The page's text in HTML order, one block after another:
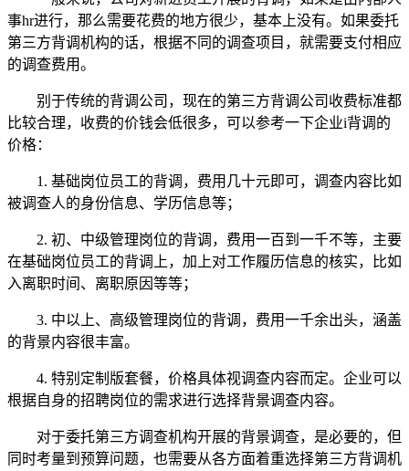
事hr进行，那么需要花费的地方很少，基本上没有。如果委托
第三方背调机构的话，根据不同的调查项目，就需要支付相应
的调查费用。
别于传统的背调公司，现在的第三方背调公司收费标准都
比较合理，收费的价钱会低很多，可以参考一下企业i背调的
价格：
1. 基础岗位员工的背调，费用几十元即可，调查内容比如
被调查人的身份信息、学历信息等；
2. 初、中级管理岗位的背调，费用一百到一千不等，主要
在基础岗位员工的背调上，加上对工作履历信息的核实，比如
入离职时间、离职原因等等；
3. 中以上、高级管理岗位的背调，费用一千余出头，涵盖
的背景内容很丰富。
4. 特别定制版套餐，价格具体视调查内容而定。企业可以
根据自身的招聘岗位的需求进行选择背景调查内容。
对于委托第三方调查机构开展的背景调查，是必要的，但
同时考量到预算问题，也需要从各方面着重选择第三方背调机